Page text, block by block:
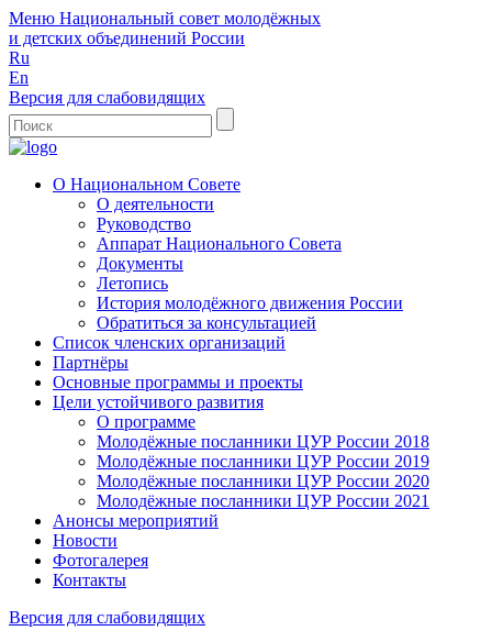
Меню Национальный совет молодёжных
и детских объединений России
Ru
En
Версия для слабовидящих
О Национальном Совете
О деятельности
Руководство
Аппарат Национального Совета
Документы
Летопись
История молодёжного движения России
Обратиться за консультацией
Список членских организаций
Партнёры
Основные программы и проекты
Цели устойчивого развития
О программе
Молодёжные посланники ЦУР России 2018
Молодёжные посланники ЦУР России 2019
Молодёжные посланники ЦУР России 2020
Молодёжные посланники ЦУР России 2021
Анонсы мероприятий
Новости
Фотогалерея
Контакты
Версия для слабовидящих